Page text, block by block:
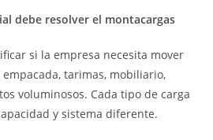
debe resolver el montacargas
si la empresa necesita mover
tarimas, mobiliario,
voluminosos. Cada tipo de carga
y sistema diferente.